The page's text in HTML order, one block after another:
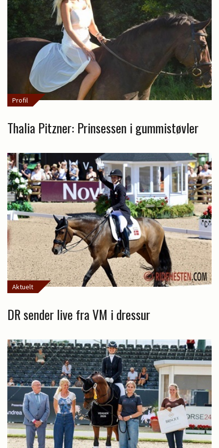
Profil
Thalia Pitzner: Prinsessen i gummistøvler
Aktuelt
DR sender live fra VM i dressur